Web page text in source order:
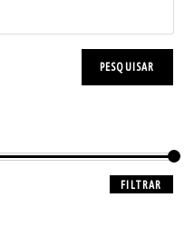
PESQUISAR
FILTRAR